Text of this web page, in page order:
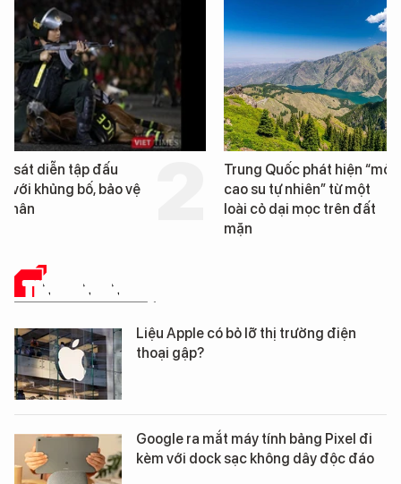
Trung Quốc phát hiện “mỏ
cao su tự nhiên” từ một
loài cỏ dại mọc trên đất
Loạt dự án bất động
Đà Nẵng sắp bị kiểm
TIN CÔNG NGHỆ
Liệu Apple có bỏ lỡ thị trường điện
thoại gập?
Google ra mắt máy tính bảng Pixel đi
kèm với dock sạc không dây độc đáo